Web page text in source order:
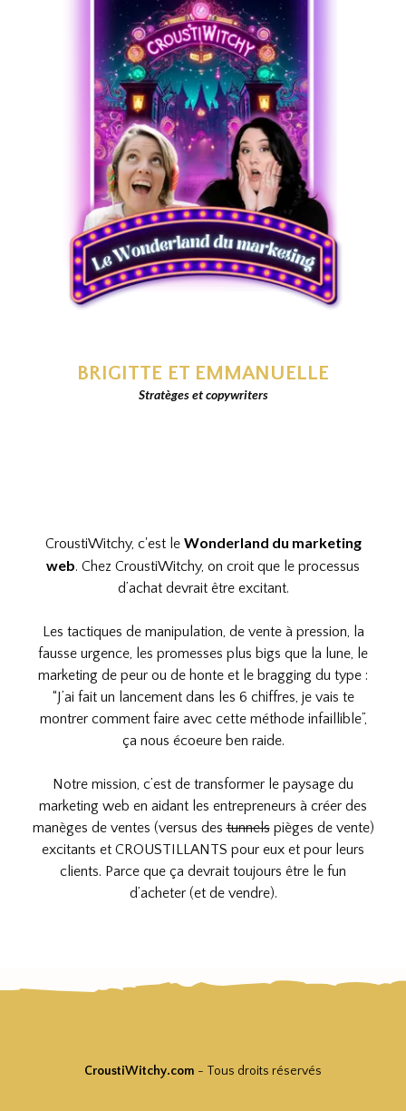
BRIGITTE ET EMMANUELLE
Stratèges et copywriters
CroustiWitchy, c'est le Wonderland du marketing
web. Chez CroustiWitchy, on croit que le processus
d’achat devrait être excitant.
Les tactiques de manipulation, de vente à pression, la
fausse urgence, les promesses plus bigs que la lune, le
marketing de peur ou de honte et le bragging du type :
“J’ai fait un lancement dans les 6 chiffres, je vais te
montrer comment faire avec cette méthode infaillible”,
ça nous écoeure ben raide.
Notre mission, c’est de transformer le paysage du
marketing web en aidant les entrepreneurs à créer des
manèges de ventes (versus destunnelspièges de vente)
excitants et CROUSTILLANTS pour eux et pour leurs
clients. Parce que ça devrait toujours être le fun
d’acheter (et de vendre).
CroustiWitchy.com - Tous droits réservés